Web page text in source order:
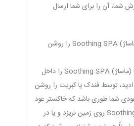
شما، آن را برای شما ارسال
چجوری عود اسپا (ماساژ) Soothing SPA را روشن
بعد از آنکه عود اسپا (ماساژ) Soothing SPA را داخل
توسط فندک یا کبریت را روشن
شما طوری باشد که خاکستر عود
اسپا (ماساژ) Soothing SPA روی زمین نریزد و یا در